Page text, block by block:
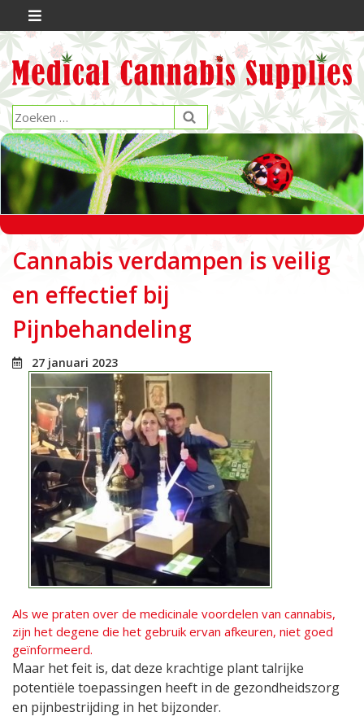
Cannabis verdampen is veilig
en effectief bij
Pijnbehandeling
27 januari 2023
Als we praten over de medicinale voordelen van cannabis,
zijn het degene die het gebruik ervan afkeuren, niet goed
geïnformeerd.
Maar het feit is, dat deze krachtige plant talrijke
potentiële toepassingen heeft in de gezondheidszorg
en pijnbestrijding in het bijzonder.